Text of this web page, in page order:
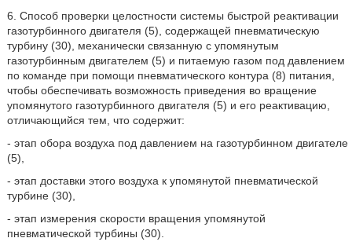
6. Способ проверки целостности системы быстрой реактивации
газотурбинного двигателя (5), содержащей пневматическую
турбину (30), механически связанную с упомянутым
газотурбинным двигателем (5) и питаемую газом под давлением
по команде при помощи пневматического контура (8) питания,
чтобы обеспечивать возможность приведения во вращение
упомянутого газотурбинного двигателя (5) и его реактивацию,
отличающийся тем, что содержит:
- этап обора воздуха под давлением на газотурбинном двигателе
(5),
- этап доставки этого воздуха к упомянутой пневматической
турбине (30),
- этап измерения скорости вращения упомянутой
пневматической турбины (30).